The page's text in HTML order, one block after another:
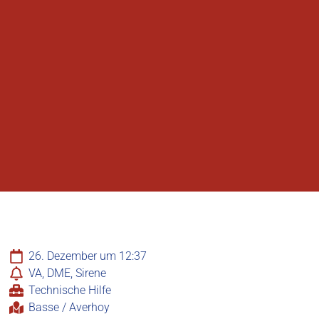
26. Dezember um 12:37
VA, DME, Sirene
Technische Hilfe
Basse / Averhoy